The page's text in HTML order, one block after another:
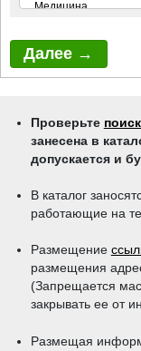
Проверьте
занесена в
допускается и
В каталог
работающие на
Размещение
размещения
(Запрещается
закрывать ее от
Размещая